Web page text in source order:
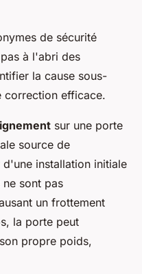
de sécurité
à l'abri des
la cause sous-
correction efficace.
sur une porte
source de
installation initiale
sont pas
un frottement
la porte peut
propre poids,